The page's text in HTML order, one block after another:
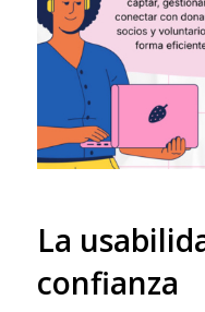
La
confianza